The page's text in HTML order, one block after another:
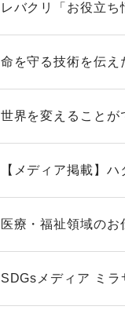
レバクリ「お役立
命を守る技術を伝え
世界を変えることが
【メディア掲載】
医療・福祉領域の
SDGsメディア ミラ